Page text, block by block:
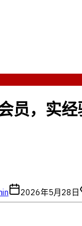
员，实
2026年5月28日